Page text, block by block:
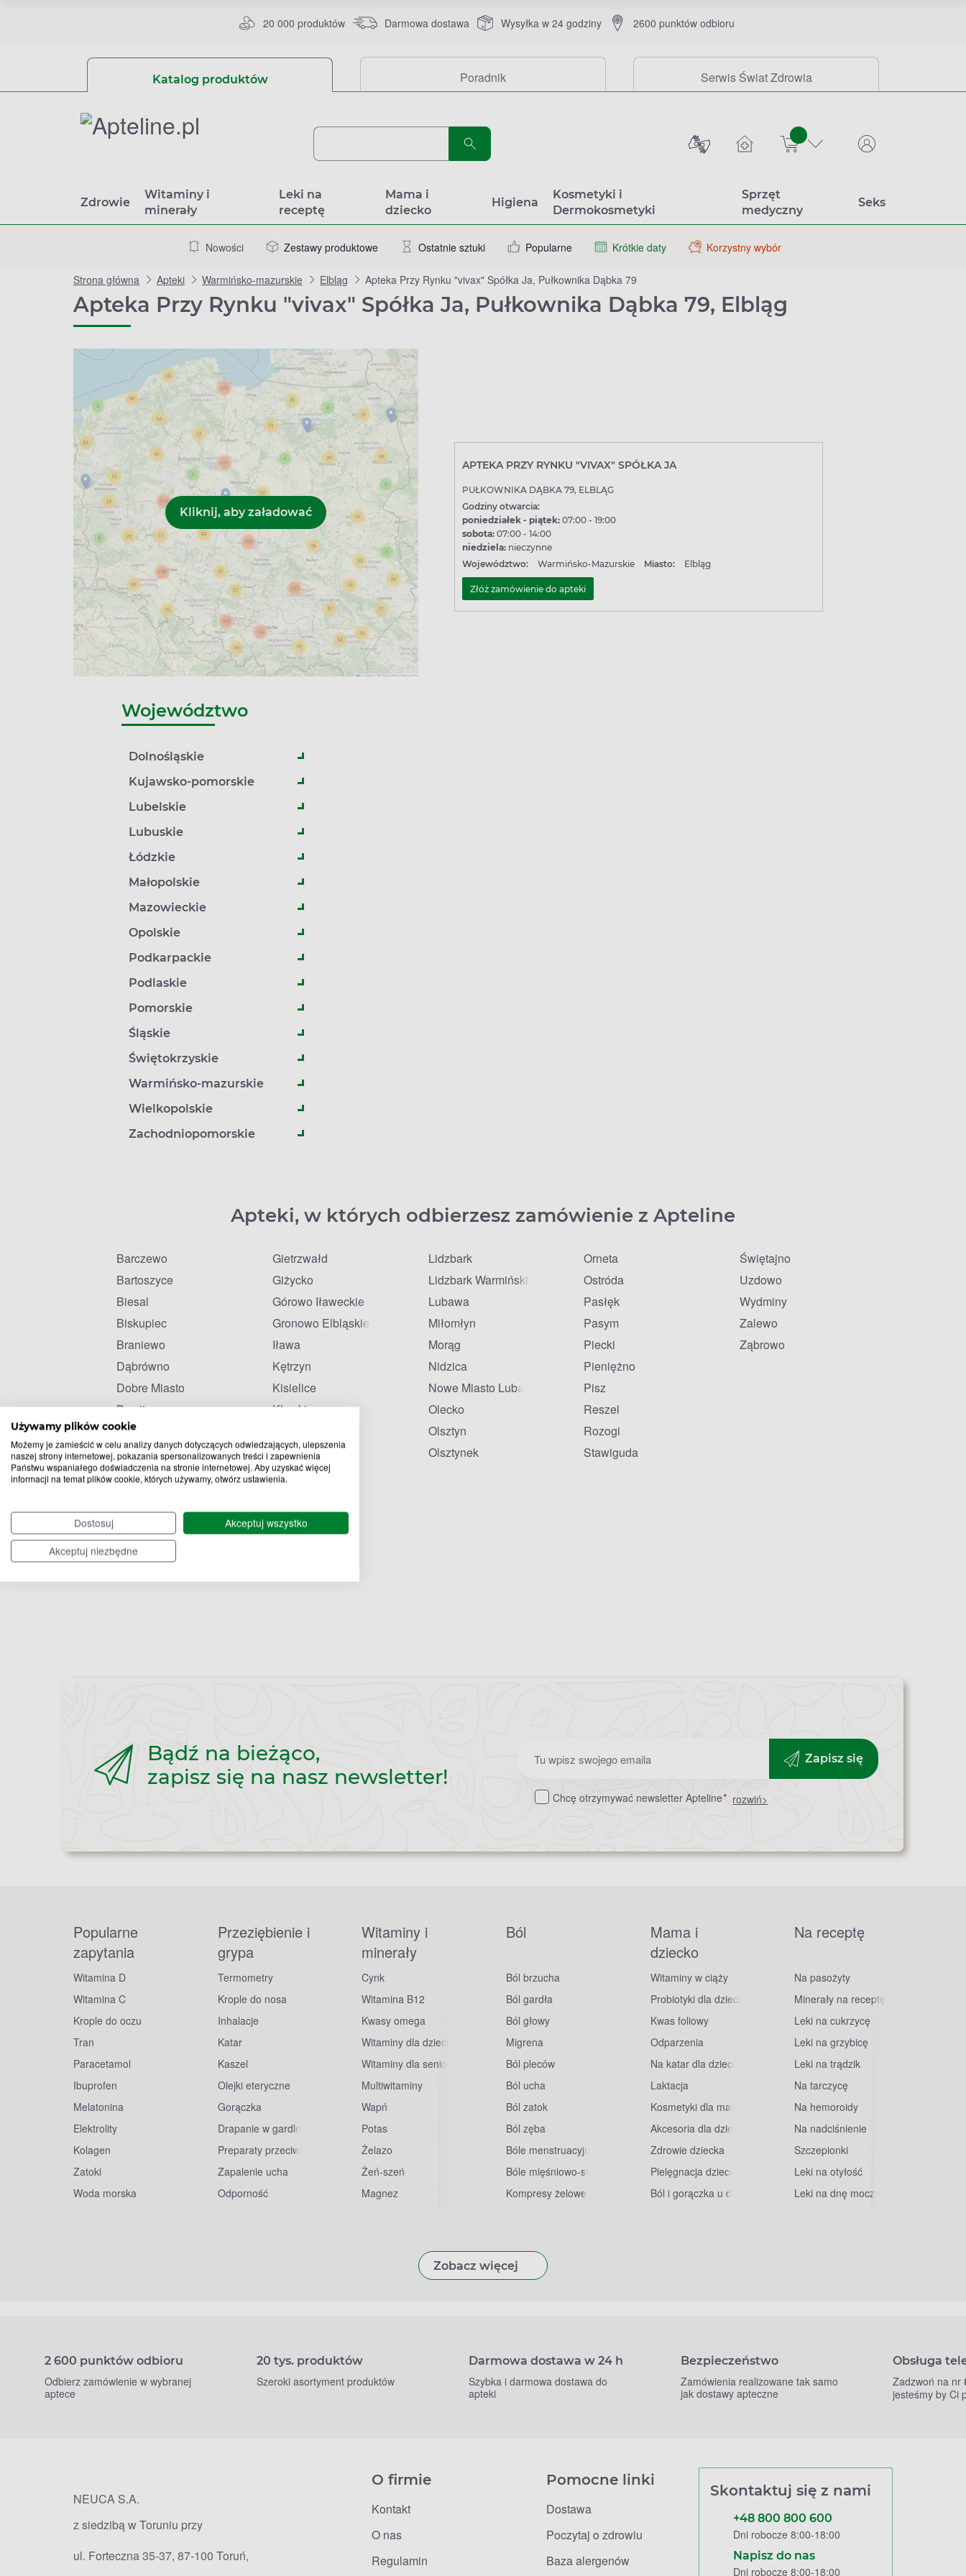
Używamy plików cookie
Możemy je zamieścić w celu analizy danych dotyczących odwiedzających, ulepszenia
naszej strony internetowej, pokazania spersonalizowanych treści i zapewnienia
Państwu wspaniałego doświadczenia na stronie internetowej. Aby uzyskać więcej
informacji na temat plików cookie, których używamy, otwórz ustawienia.
Dostosuj
Akceptuj wszystko
Akceptuj niezbędne
20 000 produktów Darmowa dostawa Wysyłka w 24 godziny 2600 punktów odbioru
Katalog produktów Poradnik Serwis Świat Zdrowia
sztuk
Zdrowie
Witaminy i
minerały
Leki na
receptę
Mama i
dziecko
Higiena
Kosmetyki i
Dermokosmetyki
Sprzęt
medyczny
Seks
Nowości Zestawy produktowe Ostatnie sztuki Popularne Krótkie daty Korzystny wybór
Strona główna Apteki Warmińsko-mazurskie Elbląg Apteka Przy Rynku "vivax" Spółka Ja, Pułkownika Dąbka 79
Apteka Przy Rynku "vivax" Spółka Ja, Pułkownika Dąbka 79, Elbląg
APTEKA PRZY RYNKU "VIVAX" SPÓŁKA JA
PUŁKOWNIKA DĄBKA 79, ELBLĄG
Godziny otwarcia:
poniedziałek - piątek: 07:00 - 19:00
sobota: 07:00 - 14:00
niedziela: nieczynne
Województwo:
Warmińsko-Mazurskie Miasto: Elbląg
Złóż zamówienie do apteki
Województwo
Dolnośląskie
Kujawsko-pomorskie
Lubelskie
Lubuskie
Łódzkie
Małopolskie
Mazowieckie
Opolskie
Podkarpackie
Podlaskie
Pomorskie
Śląskie
Świętokrzyskie
Warmińsko-mazurskie
Wielkopolskie
Zachodniopomorskie
Apteki, w których odbierzesz zamówienie z Apteline
Barczewo
Bartoszyce
Biesal
Biskupiec
Braniewo
Dąbrówno
Dobre Miasto
Dywity
Elbląg
Ełk
Gietrzwałd
Giżycko
Górowo Iławeckie
Gronowo Elbląskie
Iława
Kętrzyn
Kisielice
Klewki
Kozłowo
Lidzbark
Lidzbark Warmiński
Lubawa
Miłomłyn
Morąg
Nidzica
Nowe Miasto Lubawskie
Olecko
Olsztyn
Olsztynek
Orneta
Ostróda
Pasłęk
Pasym
Piecki
Pieniężno
Pisz
Reszel
Rozogi
Stawiguda
Świętajno
Uzdowo
Wydminy
Zalewo
Ząbrowo
Bądź na bieżąco,
zapisz się na nasz newsletter!
Zapisz
do
Zapisz się
Chcę otrzymywać newsletter Apteline* rozwiń>
Popularne
zapytania
Witamina D
Witamina C
Krople do oczu
Tran
Paracetamol
Ibuprofen
Melatonina
Elektrolity
Kolagen
Zatoki
Woda morska
Przeziębienie i
grypa
Termometry
Krople do nosa
Inhalacje
Katar
Kaszel
Olejki eteryczne
Gorączka
Drapanie w gardle
Preparaty przeciwwirusowe
Zapalenie ucha
Odporność
Witaminy i
minerały
Cynk
Witamina B12
Kwasy omega
Witaminy dla dzieci
Witaminy dla seniorów
Multiwitaminy
Wapń
Potas
Żelazo
Żeń-szeń
Magnez
Ból
Ból brzucha
Ból gardła
Ból głowy
Migrena
Ból pleców
Ból ucha
Ból zatok
Ból zęba
Bóle menstruacyjne
Bóle mięśniowo-stawowe
Kompresy żelowe
Mama i
dziecko
Witaminy w ciąży
Probiotyki dla dzieci
Kwas foliowy
Odparzenia
Na katar dla dzieci
Laktacja
Kosmetyki dla mam
Akcesoria dla dzieci
Zdrowie dziecka
Pielęgnacja dziecka
Ból i gorączka u dzieci
Na receptę
Na pasożyty
Minerały na receptę
Leki na cukrzycę
Leki na grzybicę
Leki na trądzik
Na tarczycę
Na hemoroidy
Na nadciśnienie
Szczepionki
Leki na otyłość
Leki na dnę moczanową
Zobacz więcej
2 600 punktów odbioru
Odbierz zamówienie w wybranej
aptece
20 tys. produktów
Szeroki asortyment produktów
Darmowa dostawa w 24 h
Szybka i darmowa dostawa do
apteki
Bezpieczeństwo
Zamówienia realizowane tak samo
jak dostawy apteczne
Obsługa
Zadzwoń na nr
jesteśmy by Ci
NEUCA S.A.
z siedzibą w Toruniu przy
ul. Forteczna 35-37, 87-100 Toruń,
O firmie
Kontakt
O nas
Regulamin
Pomocne linki
Dostawa
Poczytaj o zdrowiu
Baza alergenów
Skontaktuj się z nami
+48 800 800 600
Dni robocze 8:00-18:00
Napisz do nas
Dni robocze 8:00-18:00